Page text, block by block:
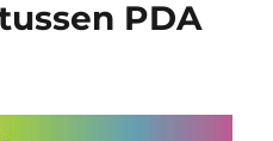
PDA